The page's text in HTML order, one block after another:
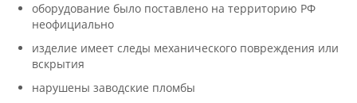
оборудование было поставлено на территорию РФ
неофициально
изделие имеет следы механического повреждения или
вскрытия
нарушены заводские пломбы